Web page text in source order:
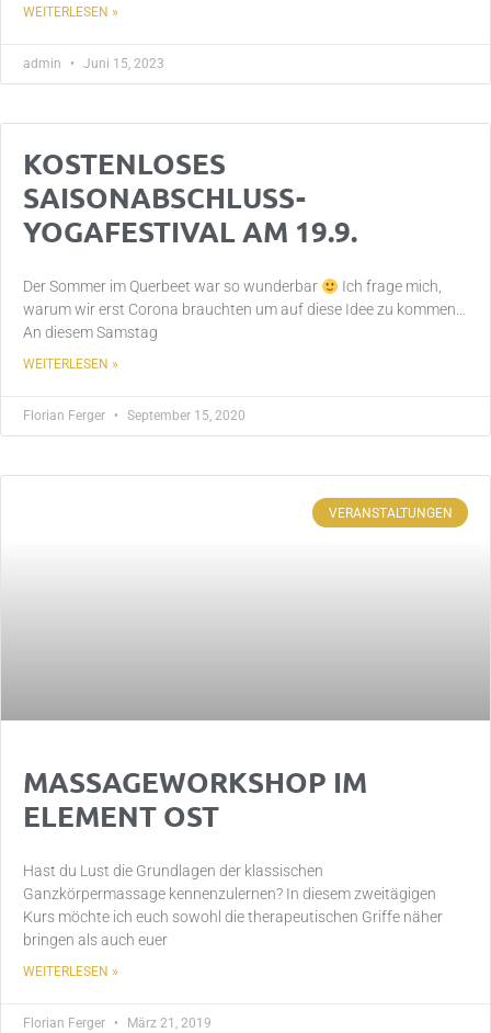
WEITERLESEN »
admin Juni 15, 2023
KOSTENLOSES
SAISONABSCHLUSS-
YOGAFESTIVAL AM 19.9.
Der Sommer im Querbeet war so wunderbar
Ich frage mich,
warum wir erst Corona brauchten um auf diese Idee zu kommen…
An diesem Samstag
WEITERLESEN »
Florian Ferger September 15, 2020
VERANSTALTUNGEN
MASSAGEWORKSHOP IM
ELEMENT OST
Hast du Lust die Grundlagen der klassischen
Ganzkörpermassage kennenzulernen? In diesem zweitägigen
Kurs möchte ich euch sowohl die therapeutischen Griffe näher
bringen als auch euer
WEITERLESEN »
Florian Ferger März 21, 2019